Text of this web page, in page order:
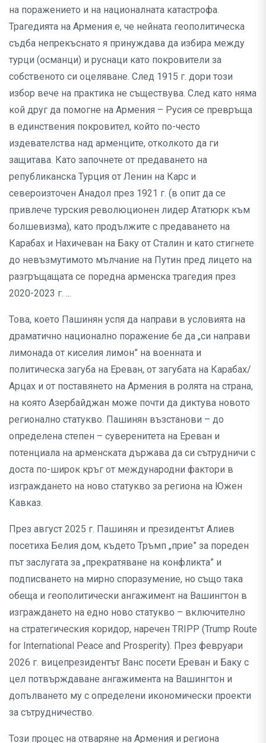
на поражението и на националната катастрофа.
Трагедията на Армения е, че нейната геополитическа
съдба непрекъснато я принуждава да избира между
турци (османци) и руснаци като покровители за
собственото си оцеляване. След 1915 г. дори този
избор вече на практика не съществува. След като няма
кой друг да помогне на Армения – Русия се превръща
в единствения покровител, който по-често
издевателства над арменците, отколкото да ги
защитава. Като започнете от предаването на
републиканска Турция от Ленин на Карс и
североизточен Анадол през 1921 г. (в опит да се
привлече турския революционен лидер Ататюрк към
болшевизма), като продължите с предаването на
Карабах и Нахичеван на Баку от Сталин и като стигнете
до невъзмутимото мълчание на Путин пред лицето на
разгръщащата се поредна арменска трагедия през
2020-2023 г. ...
Това, което Пашинян успя да направи в условията на
драматично национално поражение бе да „си направи
лимонада от киселия лимон” на военната и
политическа загуба на Ереван, от загубата на Карабах/
Арцах и от поставянето на Армения в ролята на страна,
на която Азербайджан може почти да диктува новото
регионално статукво. Пашинян възстанови – до
определена степен – суверенитета на Ереван и
потенциала на арменската държава да си сътрудничи с
доста по-широк кръг от международни фактори в
изграждането на ново статукво за региона на Южен
Кавказ.
През август 2025 г. Пашинян и президентът Алиев
посетиха Белия дом, където Тръмп „прие” за пореден
път заслугата за „прекратяване на конфликта” и
подписването на мирно споразумение, но също така
обеща и геополитически ангажимент на Вашингтон в
изграждането на едно ново статукво – включително
на стратегическия коридор, наречен TRIPP (Trump Route
for International Peace and Prosperity). През февруари
2026 г. вицепрезидентът Ванс посети Ереван и Баку с
цел потвърждаване ангажимента на Вашингтон и
допълването му с определени икономически проекти
за сътрудничество.
Този процес на отваряне на Армения и региона